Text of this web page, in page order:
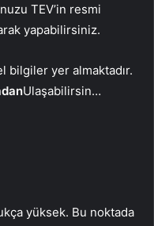
TEV’in resmi
yapabilirsiniz.
bilgiler yer almaktadır.
Ulaşabilirsin…
yüksek. Bu noktada